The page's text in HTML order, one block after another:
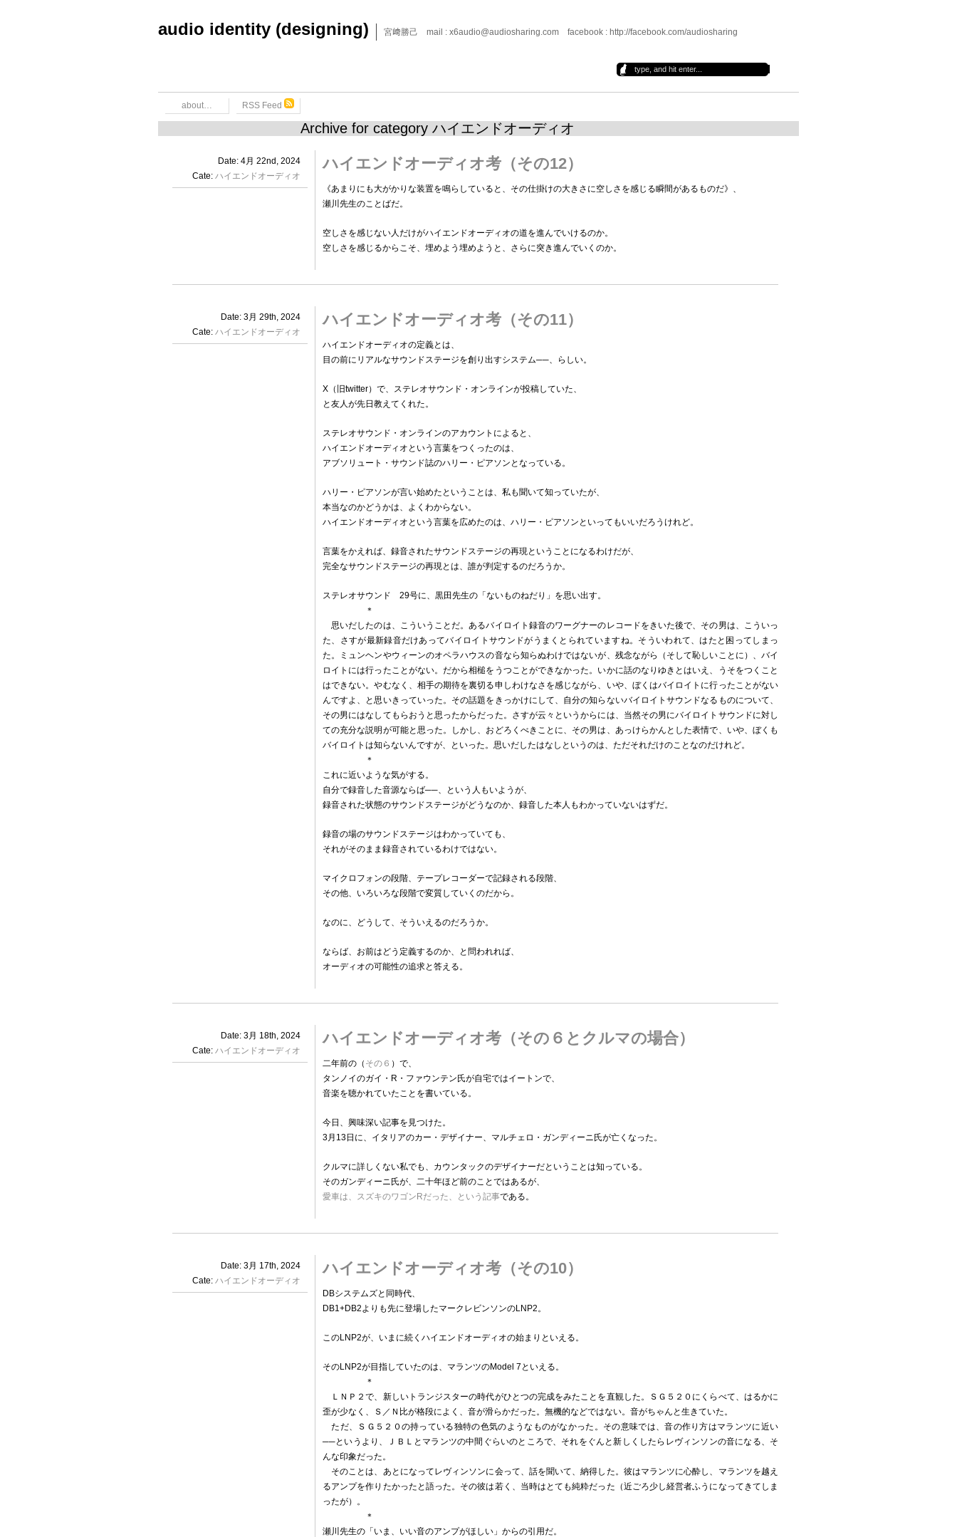
audio identity (designing) 宮﨑勝己 mail : x6audio@audiosharing.com facebook : http://facebook.com/audiosharing
about… RSS Feed
Archive for category ハイエンドオーディオ
Date: 4月 22nd, 2024
Cate: ハイエンドオーディオ
ハイエンドオーディオ考（その12）
《あまりにも大がかりな装置を鳴らしていると、その仕掛けの大きさに空しさを感じる瞬間があるものだ》、
瀬川先生のことばだ。
空しさを感じない人だけがハイエンドオーディオの道を進んでいけるのか。
空しさを感じるからこそ、埋めよう埋めようと、さらに突き進んでいくのか。
Date: 3月 29th, 2024
Cate: ハイエンドオーディオ
ハイエンドオーディオ考（その11）
ハイエンドオーディオの定義とは、
目の前にリアルなサウンドステージを創り出すシステム──、らしい。
X（旧twitter）で、ステレオサウンド・オンラインが投稿していた、
と友人が先日教えてくれた。
ステレオサウンド・オンラインのアカウントによると、
ハイエンドオーディオという言葉をつくったのは、
アブソリュート・サウンド誌のハリー・ピアソンとなっている。
ハリー・ピアソンが言い始めたということは、私も聞いて知っていたが、
本当なのかどうかは、よくわからない。
ハイエンドオーディオという言葉を広めたのは、ハリー・ピアソンといってもいいだろうけれど。
言葉をかえれば、録音されたサウンドステージの再現ということになるわけだが、
完全なサウンドステージの再現とは、誰が判定するのだろうか。
ステレオサウンド 29号に、黒田先生の「ないものねだり」を思い出す。
＊
思いだしたのは、こういうことだ。あるバイロイト録音のワーグナーのレコードをきいた後で、その男は、こういっ
た、さすが最新録音だけあってバイロイトサウンドがうまくとられていますね。そういわれて、はたと困ってしまっ
た。ミュンヘンやウィーンのオペラハウスの音なら知らぬわけではないが、残念ながら（そして恥しいことに）、バイ
ロイトには行ったことがない。だから相槌をうつことができなかった。いかに話のなりゆきとはいえ、うそをつくこと
はできない。やむなく、相手の期待を裏切る申しわけなさを感じながら、いや、ぼくはバイロイトに行ったことがない
んですよ、と思いきっていった。その話題をきっかけにして、自分の知らないバイロイトサウンドなるものについて、
その男にはなしてもらおうと思ったからだった。さすが云々というからには、当然その男にバイロイトサウンドに対し
ての充分な説明が可能と思った。しかし、おどろくべきことに、その男は、あっけらかんとした表情で、いや、ぼくも
バイロイトは知らないんですが、といった。思いだしたはなしというのは、ただそれだけのことなのだけれど。
＊
これに近いような気がする。
自分で録音した音源ならば──、という人もいようが、
録音された状態のサウンドステージがどうなのか、録音した本人もわかっていないはずだ。
録音の場のサウンドステージはわかっていても、
それがそのまま録音されているわけではない。
マイクロフォンの段階、テープレコーダーで記録される段階、
その他、いろいろな段階で変質していくのだから。
なのに、どうして、そういえるのだろうか。
ならば、お前はどう定義するのか、と問われれば、
オーディオの可能性の追求と答える。
Date: 3月 18th, 2024
Cate: ハイエンドオーディオ
ハイエンドオーディオ考（その６とクルマの場合）
二年前の（ その６ ）で、
タンノイのガイ・R・ファウンテン氏が自宅ではイートンで、
音楽を聴かれていたことを書いている。
今日、興味深い記事を見つけた。
3月13日に、イタリアのカー・デザイナー、マルチェロ・ガンディーニ氏が亡くなった。
クルマに詳しくない私でも、カウンタックのデザイナーだということは知っている。
そのガンディーニ氏が、二十年ほど前のことではあるが、
愛車は、スズキのワゴンRだった、という記事である。
Date: 3月 17th, 2024
Cate: ハイエンドオーディオ
ハイエンドオーディオ考（その10）
DBシステムズと同時代、
DB1+DB2よりも先に登場したマークレビンソンのLNP2。
このLNP2が、いまに続くハイエンドオーディオの始まりといえる。
そのLNP2が目指していたのは、マランツのModel 7といえる。
＊
ＬＮＰ２で、新しいトランジスターの時代がひとつの完成をみたことを直観した。ＳＧ５２０にくらべて、はるかに
歪が少なく、Ｓ／Ｎ比が格段によく、音が滑らかだった。無機的などではない。音がちゃんと生きていた。
ただ、ＳＧ５２０の持っている独特の色気のようなものがなかった。その意味では、音の作り方はマランツに近い
──というより、ＪＢＬとマランツの中間ぐらいのところで、それをぐんと新しくしたらレヴィンソンの音になる、そ
んな印象だった。
そのことは、あとになってレヴィンソンに会って、話を聞いて、納得した。彼はマランツに心酔し、マランツを越え
るアンプを作りたかったと語った。その彼は若く、当時はとても純粋だった（近ごろ少し経営者ふうになってきてしま
ったが）。
＊
瀬川先生の「いま、いい音のアンプがほしい」からの引用だ。